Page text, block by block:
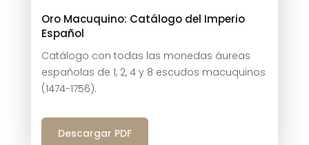
Oro Macuquino: Catálogo del Imperio
Español
Catálogo con todas las monedas áureas
españolas de 1, 2, 4 y 8 escudos macuquinos
(1474-1756).
Descargar PDF